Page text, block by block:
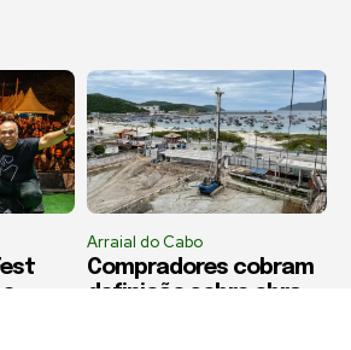
Arraial do Cabo
Compradores cobram
definição sobre obra